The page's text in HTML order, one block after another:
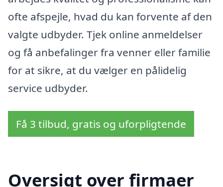
ofte afspejle, hvad du kan forvente af den
valgte udbyder. Tjek online anmeldelser
og få anbefalinger fra venner eller familie
for at sikre, at du vælger en pålidelig
service udbyder.
Få 3 tilbud, gratis og uforpligtende
Oversigt over firmaer